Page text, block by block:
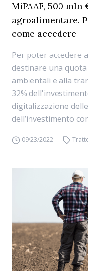
MiPAAF, 500
agroalimentare.
come accedere
Per poter accedere
destinare una
ambientali e alla
32%
digitalizzazione
dell’investimento
09/23/2022